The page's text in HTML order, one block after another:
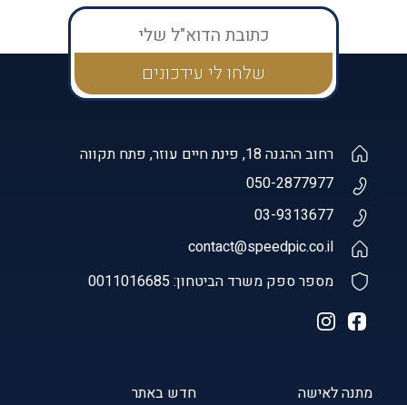
מתנה לאישה
חדש באתר
רחוב ההגנה 18, פינת חיים עוזר, פתח תקווה
050-2877977
03-9313677
contact@speedpic.co.il
מספר ספק משרד הביטחון: 0011016685